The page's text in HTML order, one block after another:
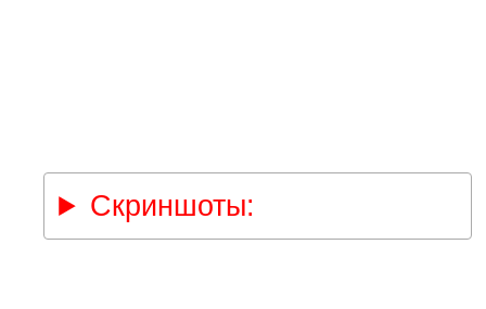
Скриншоты: